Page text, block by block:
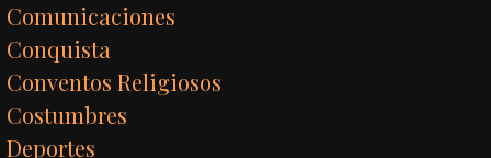
Comunicaciones
Conquista
Conventos Religiosos
Costumbres
Deportes